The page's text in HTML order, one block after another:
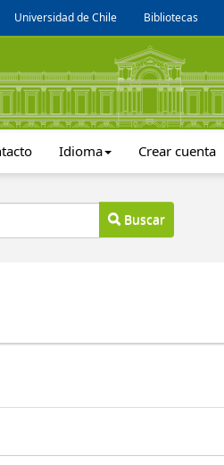
Universidad de Chile Bibliotecas
Idioma Crear cuenta
Buscar